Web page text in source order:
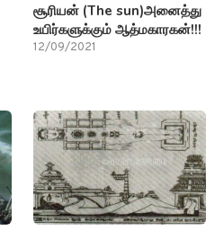
சூரியன் (The sun)அனைத்து
உயிர்களுக்கும் ஆத்மகாரகன்!!!
12/09/2021